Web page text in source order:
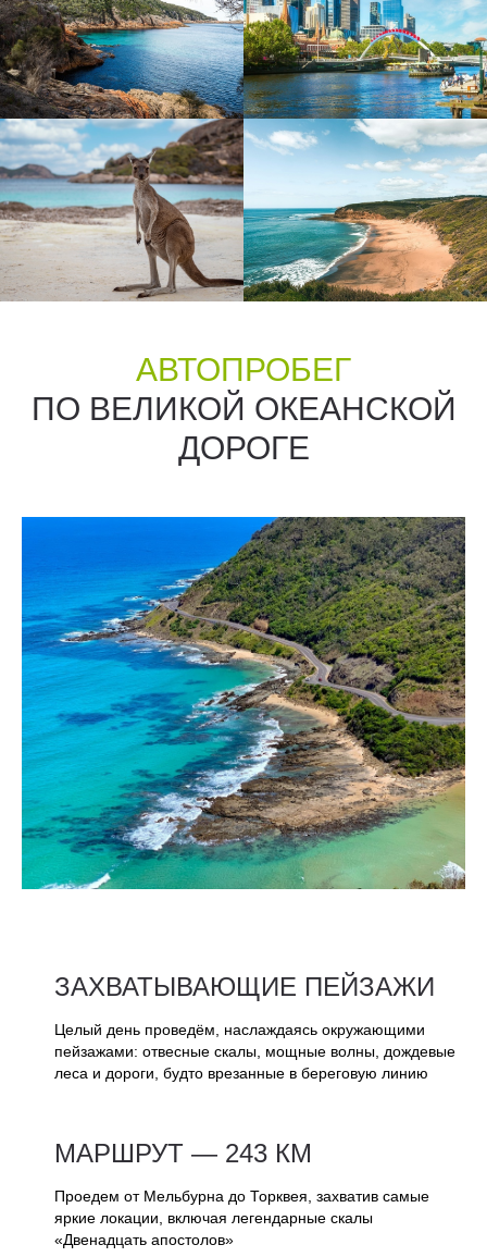
АВТОПРОБЕГ
ПО ВЕЛИКОЙ ОКЕАНСКОЙ
ДОРОГЕ
ЗАХВАТЫВАЮЩИЕ ПЕЙЗАЖИ
Целый день проведём, наслаждаясь окружающими
пейзажами: отвесные скалы, мощные волны, дождевые
леса и дороги, будто врезанные в береговую линию
МАРШРУТ — 243 КМ
Проедем от Мельбурна до Торквея, захватив самые
яркие локации, включая легендарные скалы
«Двенадцать апостолов»